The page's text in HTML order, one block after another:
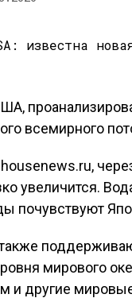
всемирного
увеличится.
почувствуют
мирового
и другие